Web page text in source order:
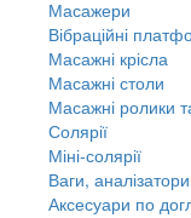
Масажери
Вібраційні
Масажні крісла
Масажні столи
Масажні ролики
Солярії
Міні-солярії
Ваги, аналізатори
Аксесуари по